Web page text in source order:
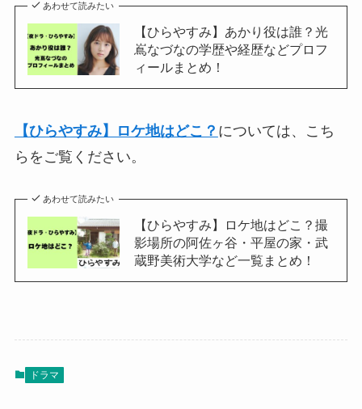
あわせて読みたい
【ひらやすみ】あかり役は誰？光
嶌なづなの学歴や経歴などプロフ
ィールまとめ！
【ひらやすみ】ロケ地はどこ？ については、こち
らをご覧ください。
あわせて読みたい
【ひらやすみ】ロケ地はどこ？撮
影場所の阿佐ヶ谷・平屋の家・武
蔵野美術大学など一覧まとめ！
ドラマ